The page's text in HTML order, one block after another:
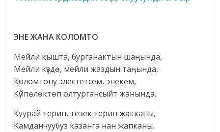
ЭНЕ ЖАНА КОЛОМТО
Мейли кышта, бурганактын шаңында,
Мейли күздө, мейли жаздын таңында,
Коломтону элестетсем, энекем,
Күйпөлөктөп олтургансыйт жанында.
Куурай терип, тезек терип жакканы,
Камданчуубуз казанга нан жапканы.